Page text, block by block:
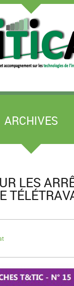
ARCHIVES
LES